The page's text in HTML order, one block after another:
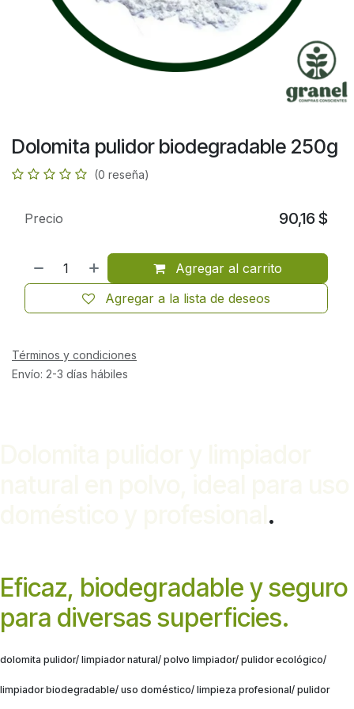
Dolomita pulidor biodegradable 250g
(0 reseña)
Agregar al carrito
Agregar a la lista de deseos
Precio 90,16 $
Términos y condiciones
Envío: 2-3 días hábiles
.
Eficaz, biodegradable y seguro
para diversas superficies.
dolomita pulidor/ limpiador natural/ polvo limpiador/ pulidor ecológico/
limpiador biodegradable/ uso doméstico/ limpieza profesional/ pulidor